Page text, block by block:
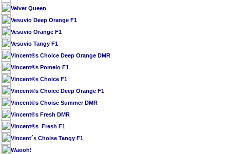
Velvet Queen
Vesuvio Deep Orange F1
Vesuvio Orange F1
Vesuvio Tangy F1
Vincent®s Choice Deep Orange DMR
Vincent®s Pomelo F1
Vincent®s Choice F1
Vincent®s Choice Deep Orange F1
Vincent®s Choise Summer DMR
Vincent®s Fresh DMR
Vincent®s Fresh F1
Vincent´s Choise Tangy F1
Waooh!